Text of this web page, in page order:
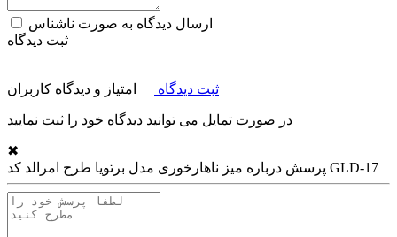
ارسال دیدگاه به صورت ناشناس
ثبت دیدگاه
ثبت دیدگاه امتیاز و دیدگاه کاربران
در صورت تمایل می توانید دیدگاه خود را ثبت نمایید
✖
پرسش درباره میز ناهارخوری مدل برتویا طرح امرالد کد GLD-17